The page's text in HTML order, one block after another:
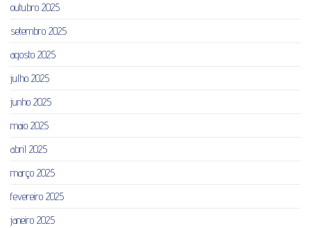
outubro 2025
setembro 2025
agosto 2025
julho 2025
junho 2025
maio 2025
abril 2025
março 2025
fevereiro 2025
janeiro 2025